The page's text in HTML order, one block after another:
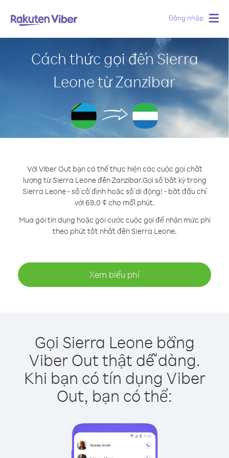
Đăng nhập
Cách thức gọi đến Sierra
Leone từ Zanzibar
Với Viber Out bạn có thể thực hiện các cuộc gọi chất
lượng từ Sierra Leone đến Zanzibar.Gọi số bất kỳ trong
Sierra Leone - số cố định hoặc số di động! - bắt đầu chỉ
với 69.0 ¢ cho mỗi phút.
Mua gói tín dụng hoặc gói cước cuộc gọi để nhận mức phí
theo phút tốt nhất đến Sierra Leone.
Xem biểu phí
Gọi Sierra Leone bằng
Viber Out thật dễ dàng.
Khi bạn có tín dụng Viber
Out, bạn có thể: